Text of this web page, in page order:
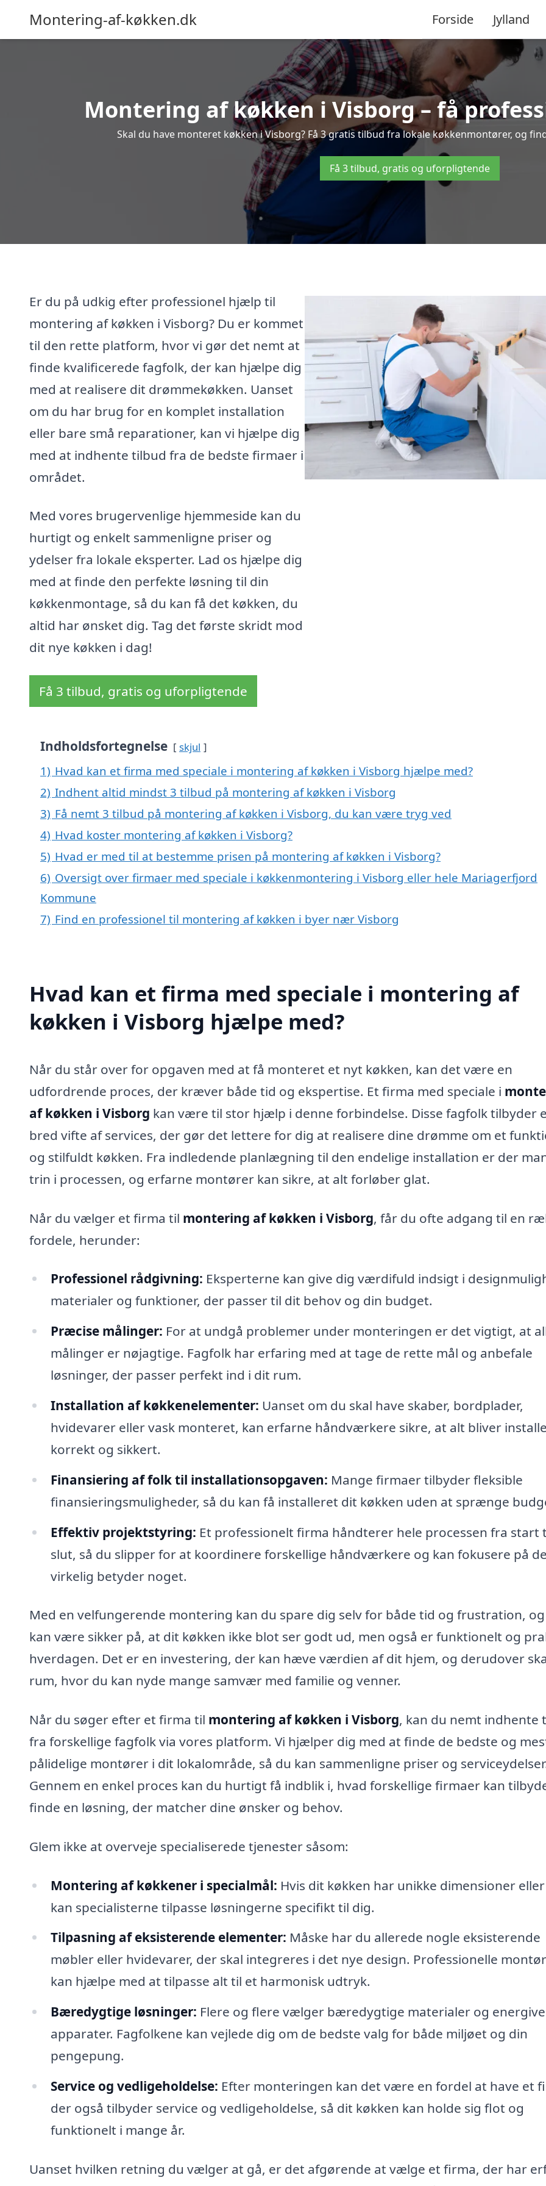
Montering-af-køkken.dk Forside Jylland
Montering af køkken i Visborg – få
Skal du have monteret køkken i Visborg? Få 3 gratis tilbud fra lokale køkkenmontører, og
Få 3 tilbud, gratis og uforpligtende
Er du på udkig efter professionel hjælp til
montering af køkken i Visborg? Du er kommet
til den rette platform, hvor vi gør det nemt at
finde kvalificerede fagfolk, der kan hjælpe dig
med at realisere dit drømmekøkken. Uanset
om du har brug for en komplet installation
eller bare små reparationer, kan vi hjælpe dig
med at indhente tilbud fra de bedste firmaer i
området.
Med vores brugervenlige hjemmeside kan du
hurtigt og enkelt sammenligne priser og
ydelser fra lokale eksperter. Lad os hjælpe dig
med at finde den perfekte løsning til din
køkkenmontage, så du kan få det køkken, du
altid har ønsket dig. Tag det første skridt mod
dit nye køkken i dag!
Få 3 tilbud, gratis og uforpligtende
Indholdsfortegnelse skjul
1) Hvad kan et firma med speciale i montering af køkken i Visborg hjælpe med?
2) Indhent altid mindst 3 tilbud på montering af køkken i Visborg
3) Få nemt 3 tilbud på montering af køkken i Visborg, du kan være tryg ved
4) Hvad koster montering af køkken i Visborg?
5) Hvad er med til at bestemme prisen på montering af køkken i Visborg?
6) Oversigt over firmaer med speciale i køkkenmontering i Visborg eller hele Mariagerfjord
Kommune
7) Find en professionel til montering af køkken i byer nær Visborg
Hvad kan et firma med speciale i montering af
køkken i Visborg hjælpe med?
Når du står over for opgaven med at få monteret et nyt køkken, kan det være en
udfordrende proces, der kræver både tid og ekspertise. Et firma med speciale i
af køkken i Visborg kan være til stor hjælp i denne forbindelse. Disse fagfolk tilbyder
bred vifte af services, der gør det lettere for dig at realisere dine drømme om et
og stilfuldt køkken. Fra indledende planlægning til den endelige installation er der
trin i processen, og erfarne montører kan sikre, at alt forløber glat.
Når du vælger et firma til montering af køkken i Visborg, får du ofte adgang til en
fordele, herunder:
Professionel rådgivning: Eksperterne kan give dig værdifuld indsigt i
materialer og funktioner, der passer til dit behov og din budget.
Præcise målinger: For at undgå problemer under monteringen er det vigtigt, at
målinger er nøjagtige. Fagfolk har erfaring med at tage de rette mål og anbefale
løsninger, der passer perfekt ind i dit rum.
Installation af køkkenelementer: Uanset om du skal have skaber, bordplader,
hvidevarer eller vask monteret, kan erfarne håndværkere sikre, at alt bliver
korrekt og sikkert.
Finansiering af folk til installationsopgaven: Mange firmaer tilbyder fleksible
finansieringsmuligheder, så du kan få installeret dit køkken uden at sprænge
Effektiv projektstyring: Et professionelt firma håndterer hele processen fra start
slut, så du slipper for at koordinere forskellige håndværkere og kan fokusere på
virkelig betyder noget.
Med en velfungerende montering kan du spare dig selv for både tid og frustration,
kan være sikker på, at dit køkken ikke blot ser godt ud, men også er funktionelt og
hverdagen. Det er en investering, der kan hæve værdien af dit hjem, og derudover
rum, hvor du kan nyde mange samvær med familie og venner.
Når du søger efter et firma til montering af køkken i Visborg, kan du nemt indhente
fra forskellige fagfolk via vores platform. Vi hjælper dig med at finde de bedste og
pålidelige montører i dit lokalområde, så du kan sammenligne priser og
Gennem en enkel proces kan du hurtigt få indblik i, hvad forskellige firmaer kan
finde en løsning, der matcher dine ønsker og behov.
Glem ikke at overveje specialiserede tjenester såsom:
Montering af køkkener i specialmål: Hvis dit køkken har unikke dimensioner
kan specialisterne tilpasse løsningerne specifikt til dig.
Tilpasning af eksisterende elementer: Måske har du allerede nogle eksisterende
møbler eller hvidevarer, der skal integreres i det nye design. Professionelle
kan hjælpe med at tilpasse alt til et harmonisk udtryk.
Bæredygtige løsninger: Flere og flere vælger bæredygtige materialer og
apparater. Fagfolkene kan vejlede dig om de bedste valg for både miljøet og din
pengepung.
Service og vedligeholdelse: Efter monteringen kan det være en fordel at have et
der også tilbyder service og vedligeholdelse, så dit køkken kan holde sig flot og
funktionelt i mange år.
Uanset hvilken retning du vælger at gå, er det afgørende at vælge et firma, der har